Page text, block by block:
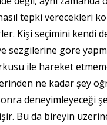
tepki verecekleri
Kişi seçimini kendi
sezgilerine göre
ile hareket
ne kadar şey
deneyimleyeceği
Bu da bireyin